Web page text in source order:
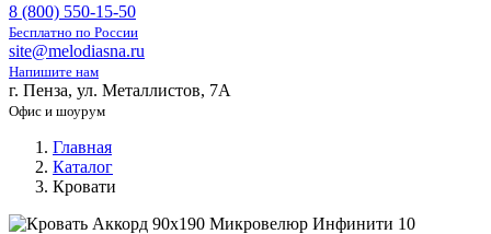
8 (800) 550-15-50
Бесплатно по России
site@melodiasna.ru
Напишите нам
г. Пенза, ул. Металлистов, 7А
Офис и шоурум
Главная
Каталог
Кровати